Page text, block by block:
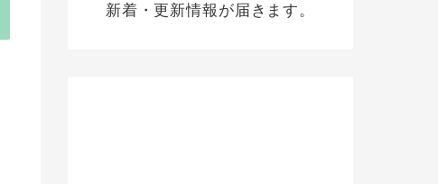
新着・更新情報が届きます。